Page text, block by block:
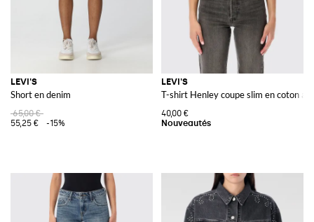
LEVI'S
Short en denim
65,00 €
55,25 €
-15%
LEVI'S
T-shirt Henley coupe slim en coton
40,00 €